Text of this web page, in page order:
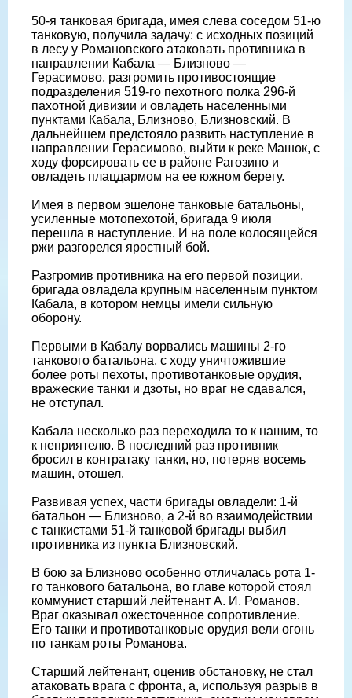
50-я танковая бригада, имея слева соседом 51-ю
танковую, получила задачу: с исходных позиций
в лесу у Романовского атаковать противника в
направлении Кабала — Близново —
Герасимово, разгромить противостоящие
подразделения 519-го пехотного полка 296-й
пахотной дивизии и овладеть населенными
пунктами Кабала, Близново, Близновский. В
дальнейшем предстояло развить наступление в
направлении Герасимово, выйти к реке Машок, с
ходу форсировать ее в районе Рагозино и
овладеть плацдармом на ее южном берегу.
Имея в первом эшелоне танковые батальоны,
усиленные мотопехотой, бригада 9 июля
перешла в наступление. И на поле колосящейся
ржи разгорелся яростный бой.
Разгромив противника на его первой позиции,
бригада овладела крупным населенным пунктом
Кабала, в котором немцы имели сильную
оборону.
Первыми в Кабалу ворвались машины 2-го
танкового батальона, с ходу уничтожившие
более роты пехоты, противотанковые орудия,
вражеские танки и дзоты, но враг не сдавался,
не отступал.
Кабала несколько раз переходила то к нашим, то
к неприятелю. В последний раз противник
бросил в контратаку танки, но, потеряв восемь
машин, отошел.
Развивая успех, части бригады овладели: 1-й
батальон — Близново, а 2-й во взаимодействии
с танкистами 51-й танковой бригады выбил
противника из пункта Близновский.
В бою за Близново особенно отличалась рота 1-
го танкового батальона, во главе которой стоял
коммунист старший лейтенант А. И. Романов.
Враг оказывал ожесточенное сопротивление.
Его танки и противотанковые орудия вели огонь
по танкам роты Романова.
Старший лейтенант, оценив обстановку, не стал
атаковать врага с фронта, а, используя разрыв в